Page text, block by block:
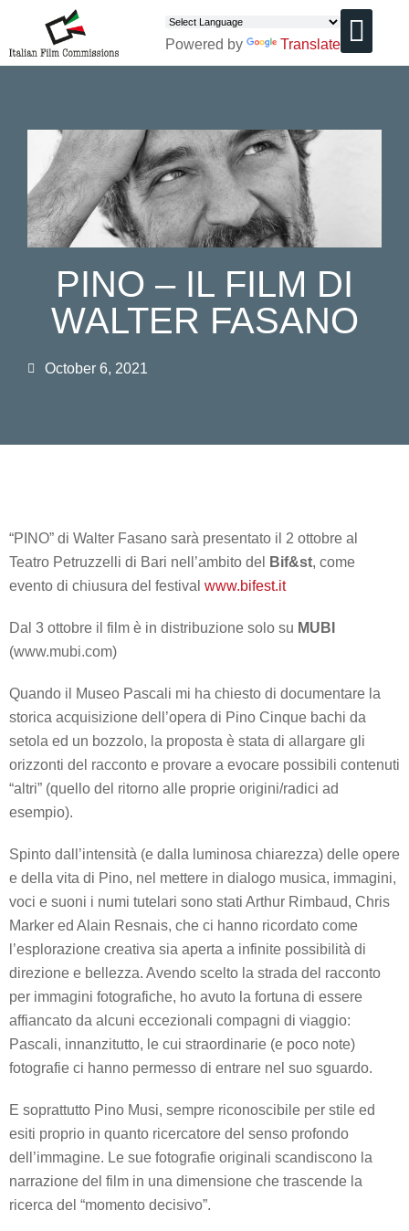
Powered by Translate
PINO – IL FILM DI
WALTER FASANO
October 6, 2021
“PINO” di Walter Fasano sarà presentato il 2 ottobre al
Teatro Petruzzelli di Bari nell’ambito del
Bif&st, come
evento di chiusura del festival www.bifest.it
Dal 3 ottobre il film è in distribuzione solo su MUBI
(www.mubi.com)
Quando il Museo Pascali mi ha chiesto di documentare la
storica acquisizione dell’opera di Pino Cinque bachi da
setola ed un bozzolo, la proposta è stata di allargare gli
orizzonti del racconto e provare a evocare possibili contenuti
“altri” (quello del ritorno alle proprie origini/radici ad
esempio).
Spinto dall’intensità (e dalla luminosa chiarezza) delle opere
e della vita di Pino, nel mettere in dialogo musica, immagini,
voci e suoni i numi tutelari sono stati Arthur Rimbaud, Chris
Marker ed Alain Resnais, che ci hanno ricordato come
l’esplorazione creativa sia aperta a infinite possibilità di
direzione e bellezza. Avendo scelto la strada del racconto
per immagini fotografiche, ho avuto la fortuna di essere
affiancato da alcuni eccezionali compagni di viaggio:
Pascali, innanzitutto, le cui straordinarie (e poco note)
fotografie ci hanno permesso di entrare nel suo sguardo.
E soprattutto Pino Musi, sempre riconoscibile per stile ed
esiti proprio in quanto ricercatore del senso profondo
dell’immagine. Le sue fotografie originali scandiscono la
narrazione del film in una dimensione che trascende la
ricerca del “momento decisivo”.